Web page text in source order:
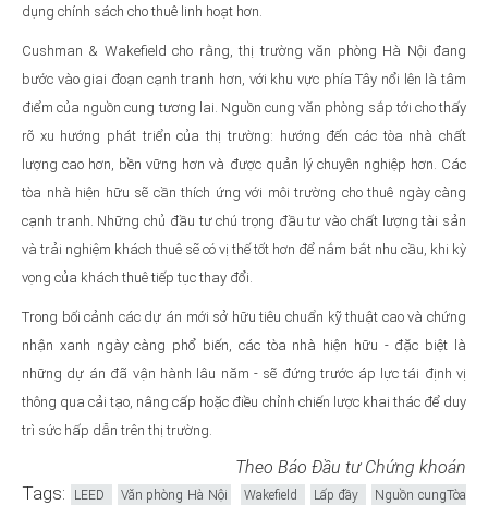
dụng chính sách cho thuê linh hoạt hơn.
Cushman & Wakefield cho rằng, thị trường văn phòng Hà Nội đang
bước vào giai đoạn cạnh tranh hơn, với khu vực phía Tây nổi lên là tâm
điểm của nguồn cung tương lai. Nguồn cung văn phòng sắp tới cho thấy
rõ xu hướng phát triển của thị trường: hướng đến các tòa nhà chất
lượng cao hơn, bền vững hơn và được quản lý chuyên nghiệp hơn. Các
tòa nhà hiện hữu sẽ cần thích ứng với môi trường cho thuê ngày càng
cạnh tranh. Những chủ đầu tư chú trọng đầu tư vào chất lượng tài sản
và trải nghiệm khách thuê sẽ có vị thế tốt hơn để nắm bắt nhu cầu, khi kỳ
vọng của khách thuê tiếp tục thay đổi.
Trong bối cảnh các dự án mới sở hữu tiêu chuẩn kỹ thuật cao và chứng
nhận xanh ngày càng phổ biến, các tòa nhà hiện hữu - đặc biệt là
những dự án đã vận hành lâu năm - sẽ đứng trước áp lực tái định vị
thông qua cải tạo, nâng cấp hoặc điều chỉnh chiến lược khai thác để duy
trì sức hấp dẫn trên thị trường.
Theo Báo Đầu tư Chứng khoán
Tags: LEED Văn phòng Hà Nội Wakefield Lấp đầy
Nguồn cungTòa